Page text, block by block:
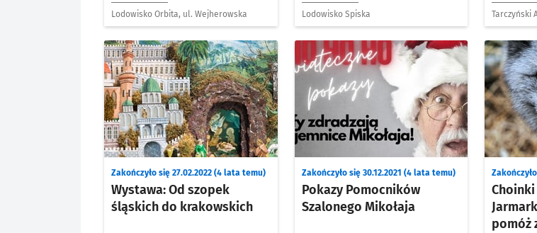
Lodowisko Orbita, ul. Wejherowska Lodowisko Spiska Tarczyński
Wystawa: Od szopek
śląskich do krakowskich
Zakończyło się 27.02.2022 (4 lata temu)
Pokazy Pomocników
Szalonego Mikołaja
Zakończyło się 30.12.2021 (4 lata temu)
pomóż